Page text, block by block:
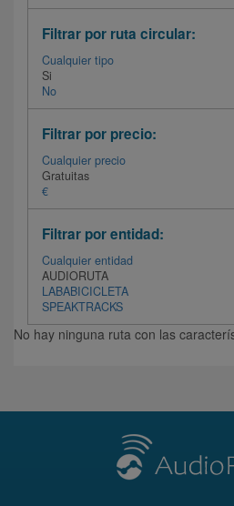
Filtrar por ruta circular:
Cualquier tipo
Si
No
Filtrar por precio:
Cualquier precio
Gratuitas
€
Filtrar por entidad:
Cualquier entidad
AUDIORUTA
LABABICICLETA
SPEAKTRACKS
No hay ninguna ruta con las